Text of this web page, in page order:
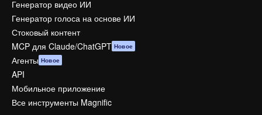
Генератор видео ИИ
Генератор голоса на основе ИИ
Стоковый контент
MCP для Claude/ChatGPT Новое
Агенты Новое
API
Мобильное приложение
Все инструменты Magnific